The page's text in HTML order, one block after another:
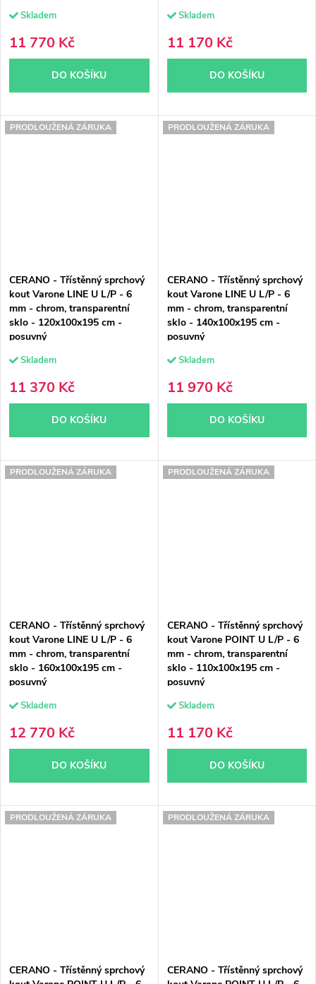
Skladem
11 770 Kč
DO KOŠÍKU
Skladem
11 170 Kč
DO KOŠÍKU
PRODLOUŽENÁ ZÁRUKA
CERANO - Třístěnný sprchový
kout Varone LINE U L/P - 6
mm - chrom, transparentní
sklo - 120x100x195 cm -
posuvný
Skladem
11 370 Kč
DO KOŠÍKU
PRODLOUŽENÁ ZÁRUKA
CERANO - Třístěnný sprchový
kout Varone LINE U L/P - 6
mm - chrom, transparentní
sklo - 140x100x195 cm -
posuvný
Skladem
11 970 Kč
DO KOŠÍKU
PRODLOUŽENÁ ZÁRUKA
CERANO - Třístěnný sprchový
kout Varone LINE U L/P - 6
mm - chrom, transparentní
sklo - 160x100x195 cm -
posuvný
Skladem
12 770 Kč
DO KOŠÍKU
PRODLOUŽENÁ ZÁRUKA
CERANO - Třístěnný sprchový
kout Varone POINT U L/P - 6
mm - chrom, transparentní
sklo - 110x100x195 cm -
posuvný
Skladem
11 170 Kč
DO KOŠÍKU
PRODLOUŽENÁ ZÁRUKA
CERANO - Třístěnný sprchový
PRODLOUŽENÁ ZÁRUKA
CERANO - Třístěnný sprchový